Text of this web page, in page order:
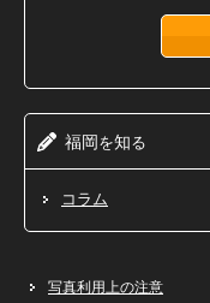
福岡を知る
コラム
写真利用上の注意